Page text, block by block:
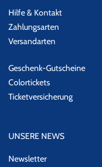
Hilfe & Kontakt
Zahlungsarten
Versandarten
Geschenk-Gutscheine
Colortickets
Ticketversicherung
UNSERE NEWS
Newsletter